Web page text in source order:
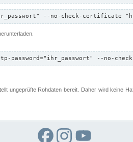
--no-check-certificate
--no-
ungeprüfte Rohdaten bereit. Daher wird keine